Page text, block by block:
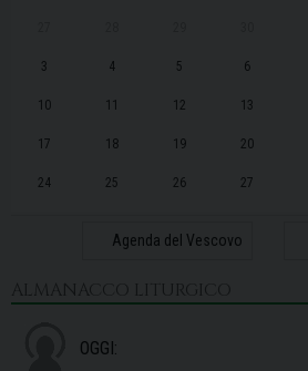
3 4 5 6
10 11 12 13
17 18 19 20
24 25 26 27
Agenda del Vescovo
ALMANACCO LITURGICO
OGGI: